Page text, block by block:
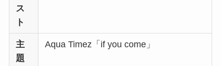
ス
ト
主
題
Aqua Timez「if you come」